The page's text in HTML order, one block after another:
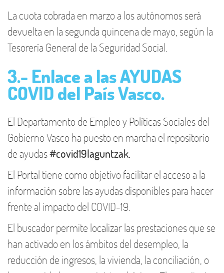
La cuota cobrada en marzo a los autónomos será
devuelta en la segunda quincena de mayo, según la
Tesorería General de la Seguridad Social.
3.- Enlace a las AYUDAS
COVID del País Vasco.
El Departamento de Empleo y Políticas Sociales del
Gobierno Vasco ha puesto en marcha el repositorio
de ayudas#covid19laguntzak.
El Portal tiene como objetivo facilitar el acceso a la
información sobre las ayudas disponibles para hacer
frente al impacto del COVID-19.
El buscador permite localizar las prestaciones que se
han activado en los ámbitos del desempleo, la
reducción de ingresos, la vivienda, la conciliación, o